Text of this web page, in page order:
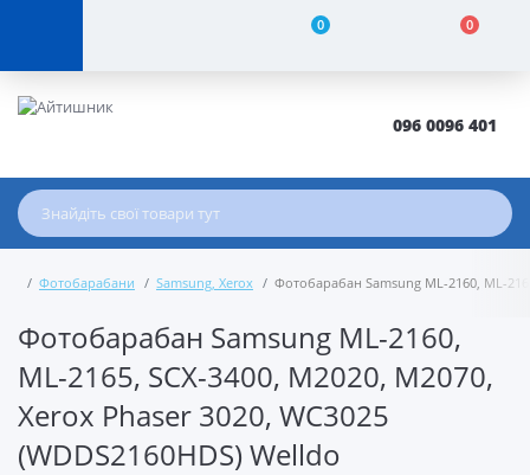
0 0
096 0096 401
Фотобарабани Samsung, Xerox Фотобарабан Samsung ML-2160, ML-
Фотобарабан Samsung ML-2160,
ML-2165, SCX-3400, M2020, M2070,
Xerox Phaser 3020, WC3025
(WDDS2160HDS) Welldo